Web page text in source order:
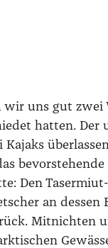
wir uns gut zwei
hat­ten. Der
Kajaks
Den
an des­sen
Mit­nich­ten